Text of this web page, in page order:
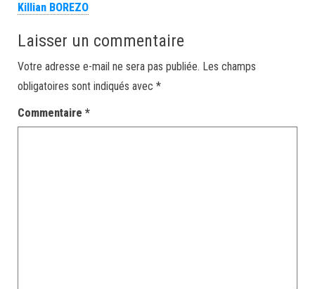
Killian BOREZO
Laisser un commentaire
Votre adresse e-mail ne sera pas publiée. Les champs
obligatoires sont indiqués avec *
Commentaire *